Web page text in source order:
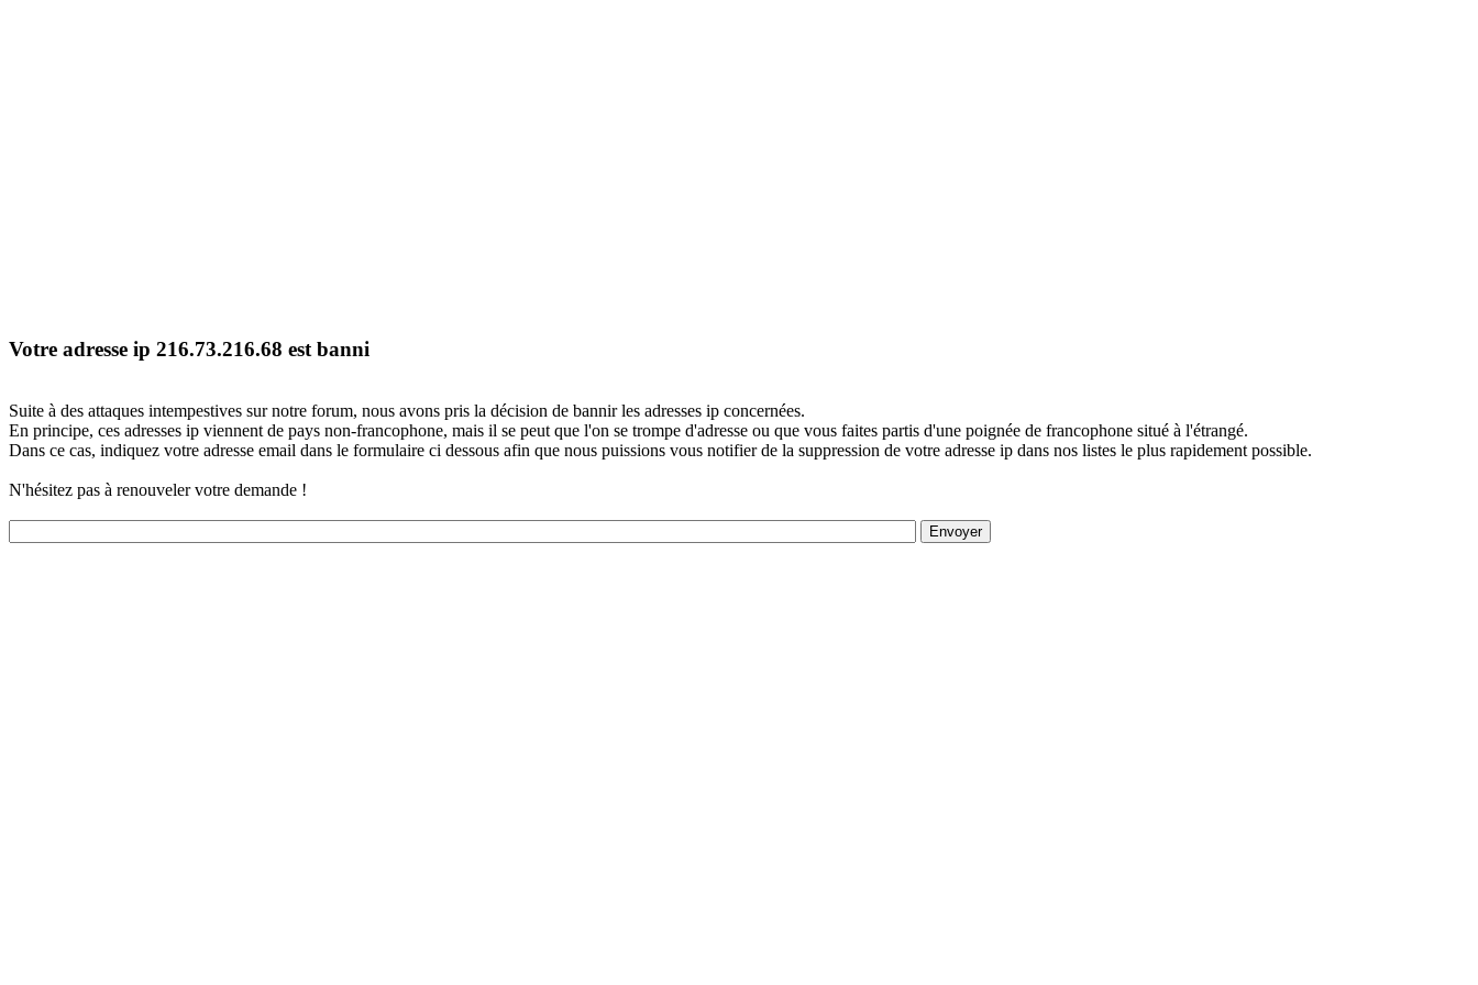
Votre adresse ip 216.73.216.68 est banni
Suite à des attaques intempestives sur notre forum, nous avons pris la décision de bannir les adresses ip concernées.
En principe, ces adresses ip viennent de pays non-francophone, mais il se peut que l'on se trompe d'adresse ou que vous faites partis d'une poignée de francophone situé à l'étrangé.
Dans ce cas, indiquez votre adresse email dans le formulaire ci dessous afin que nous puissions vous notifier de la suppression de votre adresse ip dans nos listes le plus rapidement possible.
N'hésitez pas à renouveler votre demande !